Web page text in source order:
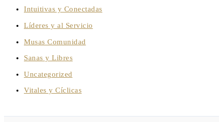
Intuitivas y Conectadas
Líderes y al Servicio
Musas Comunidad
Sanas y Libres
Uncategorized
Vitales y Cíclicas